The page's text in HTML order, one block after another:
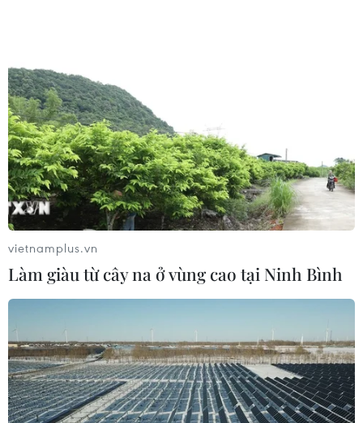
vietnamplus.vn
Làm giàu từ cây na ở vùng cao tại Ninh Bình